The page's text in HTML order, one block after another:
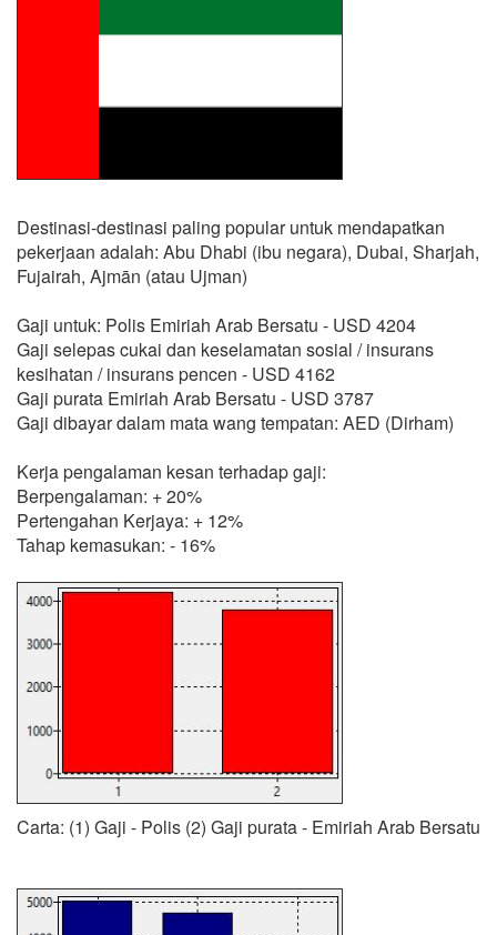
Destinasi-destinasi paling popular untuk mendapatkan
pekerjaan adalah: Abu Dhabi (ibu negara), Dubai, Sharjah,
Fujairah, Ajmān (atau Ujman)
Gaji untuk: Polis Emiriah Arab Bersatu - USD 4204
Gaji selepas cukai dan keselamatan sosial / insurans
kesihatan / insurans pencen - USD 4162
Gaji purata Emiriah Arab Bersatu - USD 3787
Gaji dibayar dalam mata wang tempatan: AED (Dirham)
Kerja pengalaman kesan terhadap gaji:
Berpengalaman: + 20%
Pertengahan Kerjaya: + 12%
Tahap kemasukan: - 16%
Carta: (1) Gaji - Polis (2) Gaji purata - Emiriah Arab Bersatu